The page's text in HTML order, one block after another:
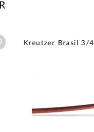
Añadir a wishlist
Kreutzer Brasil 3/4